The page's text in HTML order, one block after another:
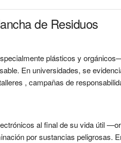
de Residuos
plásticos y
En universidades, se
, campañas de
al final de su vida útil
por sustancias peligrosas.